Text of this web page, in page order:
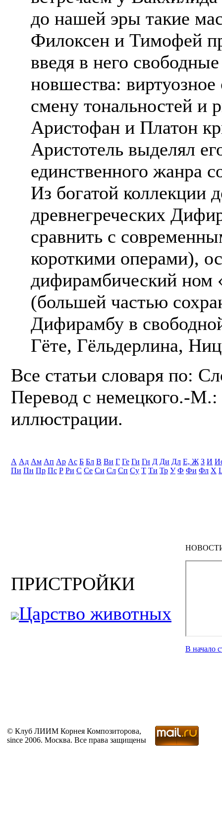
до нашей эры такие
Филоксен и Тимофей
введя в него
новшества:
смену тональностей и
Аристофан и Платон
Аристотель выделял
единственного жанра
Из богатой коллекции
древнегреческих
сравнить с
короткими операми),
дифирамбический
(большей частью
Дифирамбу в
Гёте, Гёльдерлина,
Все статьи словаря по:
Перевод с немецкого.-
иллюстрации.
А Ад Ам Ап Ар Ас Б Бл В Ви Г Ге Ги Гн Д Ди Дл Е, Ж З И
Пи Пн Пр Пс Р Ри С Се Си Сл Сп Су Т Ти Тр У Ф Фи Фл Х
ПРИСТРОЙКИ
Царство животных
В начало
© Клуб ЛИИМ Корнея Композиторова,
since 2006. Москва. Все права защищены